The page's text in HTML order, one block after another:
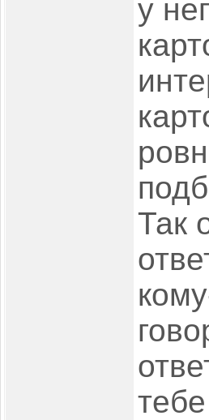
у
Так